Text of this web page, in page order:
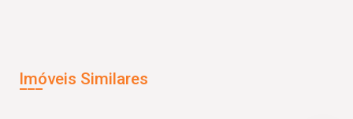
Imóveis Similares